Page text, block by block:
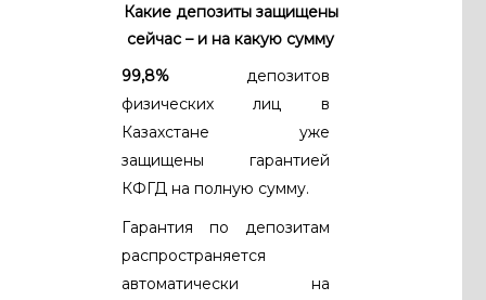
Какие депозиты защищены
сейчас – и на какую сумму
99,8% депозитов
физических лиц в
Казахстане уже
защищены гарантией
КФГД на полную сумму.
Гарантия по депозитам
распространяется
автоматически на